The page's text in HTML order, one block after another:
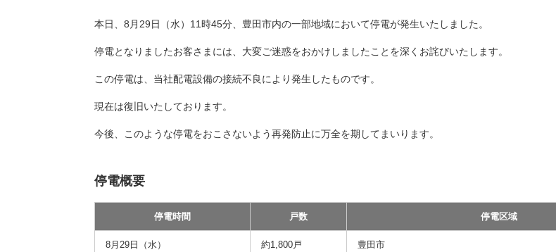
本日、8月29日（水）11時45分、豊田市内の一部地域において停電が発生いたしました。
停電となりましたお客さまには、大変ご迷惑をおかけしましたことを深くお詫びいたします。
この停電は、当社配電設備の接続不良により発生したものです。
現在は復旧いたしております。
今後、このような停電をおこさないよう再発防止に万全を期してまいります。
停電概要
停電時間 戸数 停電区域
8月29日（水）
約1,800戸
豊田市